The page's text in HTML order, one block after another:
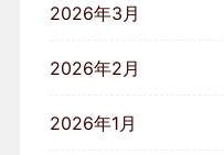
2026年3月
2026年2月
2026年1月